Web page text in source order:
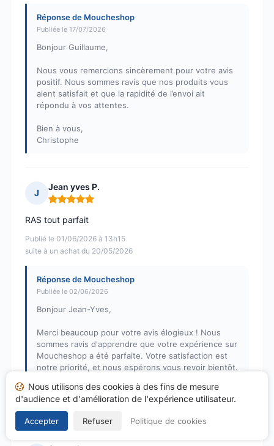
Réponse de Moucheshop
Publiée le 17/07/2026
Bonjour Guillaume,
Nous vous remercions sincèrement pour votre avis
positif. Nous sommes ravis que nos produits vous
aient satisfait et que la rapidité de l’envoi ait
répondu à vos attentes.
Bien à vous,
Christophe
J
Jean yves P.
Note : 5 sur 5
Publié le 01/06/2026 à 13h15
suite à un achat du 20/05/2026
RAS tout parfait
Réponse de Moucheshop
Publiée le 02/06/2026
Bonjour Jean-Yves,
Merci beaucoup pour votre avis élogieux ! Nous
sommes ravis d'apprendre que votre expérience sur
Moucheshop a été parfaite. Votre satisfaction est
notre priorité, et nous espérons vous revoir bientôt.
Cordialement,
L'équipe Moucheshop
Nous utilisons des cookies à des fins de mesure
d'audience et d'amélioration de l'expérience utilisateur.
Accepter Refuser Politique de cookies